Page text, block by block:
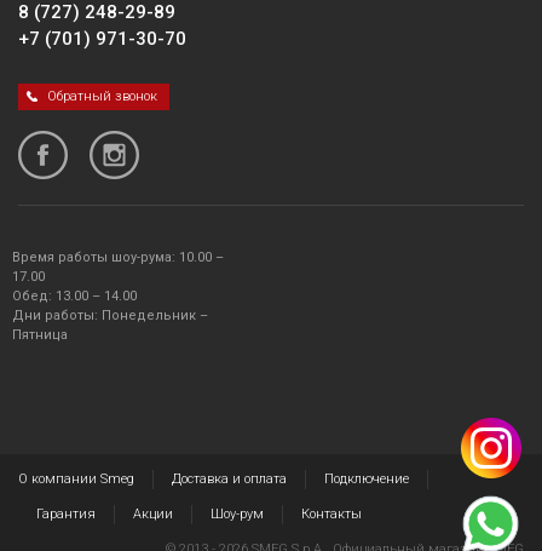
8 (727) 248-29-89
+7 (701) 971-30-70
Обратный звонок
Время работы шоу-рума: 10.00 –
17.00
Обед: 13.00 – 14.00
Дни работы: Понедельник –
Пятница
О компании Smeg Доставка и оплата Подключение
Гарантия Акции Шоу-рум Контакты